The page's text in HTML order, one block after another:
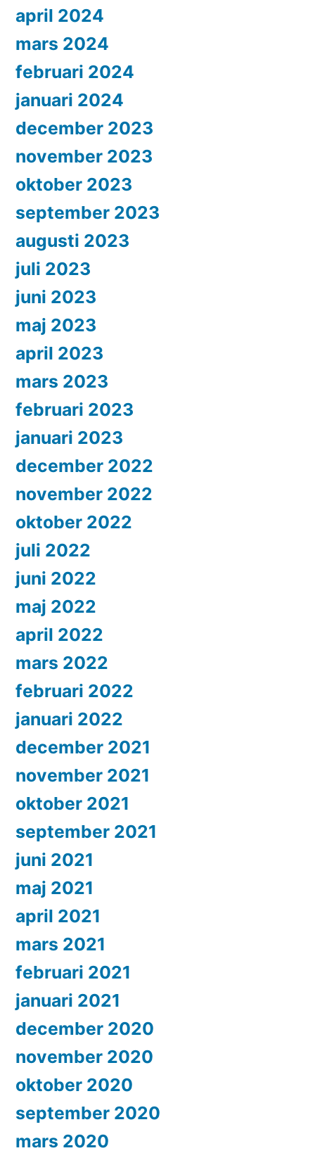
april 2024
mars 2024
februari 2024
januari 2024
december 2023
november 2023
oktober 2023
september 2023
augusti 2023
juli 2023
juni 2023
maj 2023
april 2023
mars 2023
februari 2023
januari 2023
december 2022
november 2022
oktober 2022
juli 2022
juni 2022
maj 2022
april 2022
mars 2022
februari 2022
januari 2022
december 2021
november 2021
oktober 2021
september 2021
juni 2021
maj 2021
april 2021
mars 2021
februari 2021
januari 2021
december 2020
november 2020
oktober 2020
september 2020
mars 2020